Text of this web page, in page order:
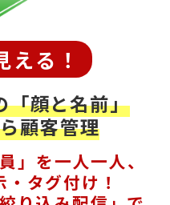
える！
「顔と名前」
顧客管理
」を一人一人、
タグ付け！